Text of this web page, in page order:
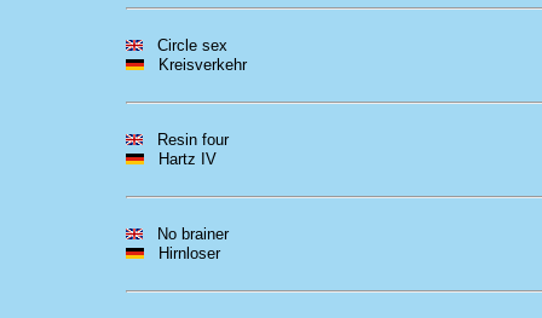
Circle sex
Kreisverkehr
Resin four
Hartz IV
No brainer
Hirnloser